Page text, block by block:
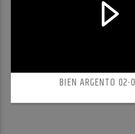
BIEN ARGENTO